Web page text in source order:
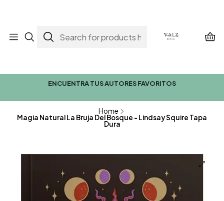
ENCUENTRA TUS AUTORES FAVORITOS
Home
Magia Natural La Bruja Del Bosque - Lindsay Squire Tapa
Dura